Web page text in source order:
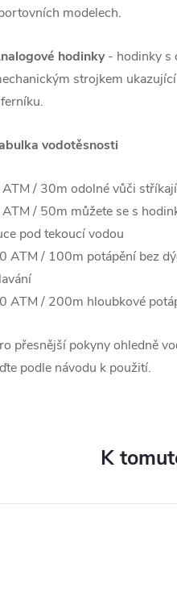
modelech.
hodinky- hodinky s
strojkem
vodotěsnosti
/ 30m odolné vůči
/ 50m můžete se s
pod tekoucí vodou
ATM / 100m potápění bez
ATM / 200m hloubkové
přesnější pokyny ohledně
podle návodu k použití.
K